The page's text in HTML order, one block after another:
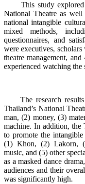
This study explored
National Theatre as well
national intangible
mixed methods,
questionnaires, and
were executives,
theatre management,
experienced watching
The research results
Thailand’s National
man, (2) money, (3)
machine. In addition, the
to promote the
(1) Khon, (2) Lakorn,
music, and (5) other
as a masked dance
audiences and their
was significantly high.